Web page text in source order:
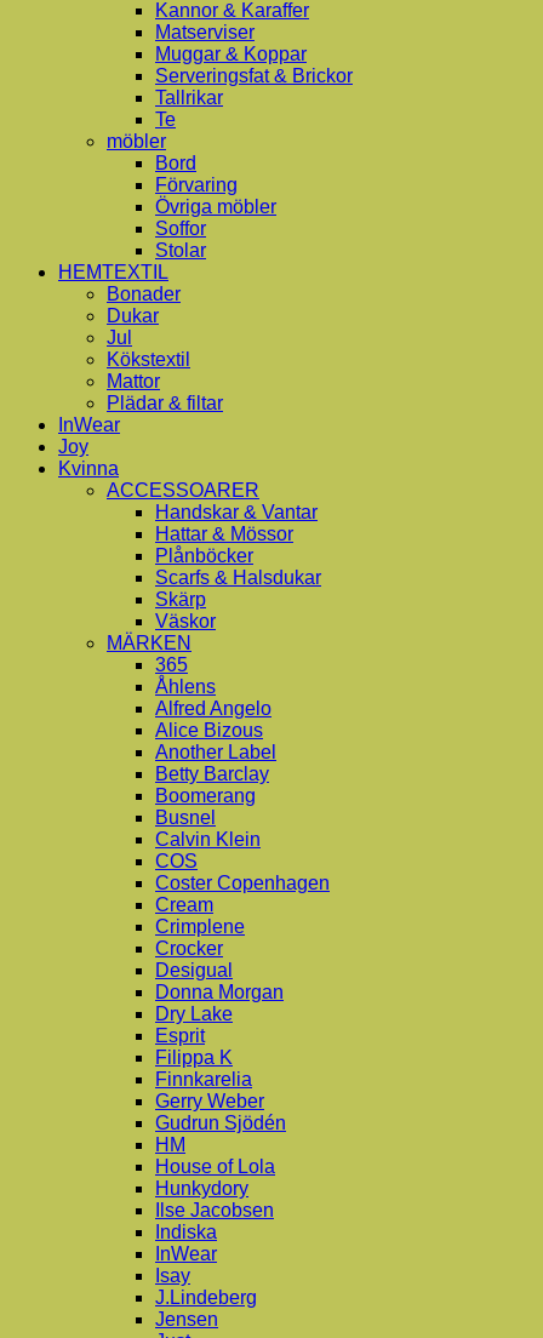
Kannor & Karaffer
Matserviser
Muggar & Koppar
Serveringsfat & Brickor
Tallrikar
Te
möbler
Bord
Förvaring
Övriga möbler
Soffor
Stolar
HEMTEXTIL
Bonader
Dukar
Jul
Kökstextil
Mattor
Plädar & filtar
InWear
Joy
Kvinna
ACCESSOARER
Handskar & Vantar
Hattar & Mössor
Plånböcker
Scarfs & Halsdukar
Skärp
Väskor
MÄRKEN
365
Åhlens
Alfred Angelo
Alice Bizous
Another Label
Betty Barclay
Boomerang
Busnel
Calvin Klein
COS
Coster Copenhagen
Cream
Crimplene
Crocker
Desigual
Donna Morgan
Dry Lake
Esprit
Filippa K
Finnkarelia
Gerry Weber
Gudrun Sjödén
HM
House of Lola
Hunkydory
Ilse Jacobsen
Indiska
InWear
Isay
J.Lindeberg
Jensen